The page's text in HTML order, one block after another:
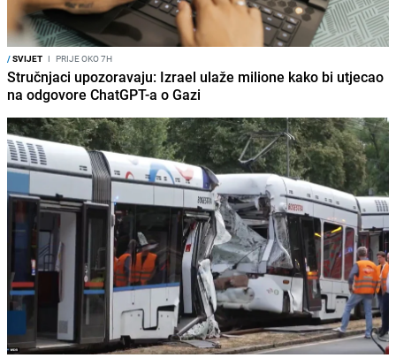
/SVIJET I PRIJE OKO 7H
Stručnjaci upozoravaju: Izrael ulaže milione kako bi utjecao
na odgovore ChatGPT-a o Gazi